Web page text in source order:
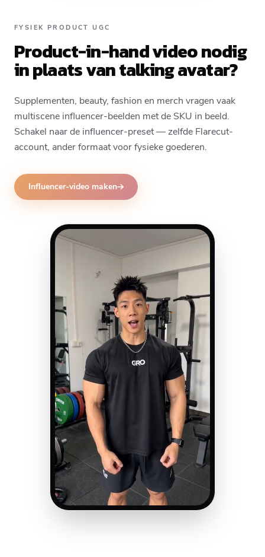
FYSIEK PRODUCT UGC
Product-in-hand video nodig
in plaats van talking avatar?
Supplementen, beauty, fashion en merch vragen vaak
multiscene influencer-beelden met de SKU in beeld.
Schakel naar de influencer-preset — zelfde Flarecut-
account, ander formaat voor fysieke goederen.
Influencer-video maken